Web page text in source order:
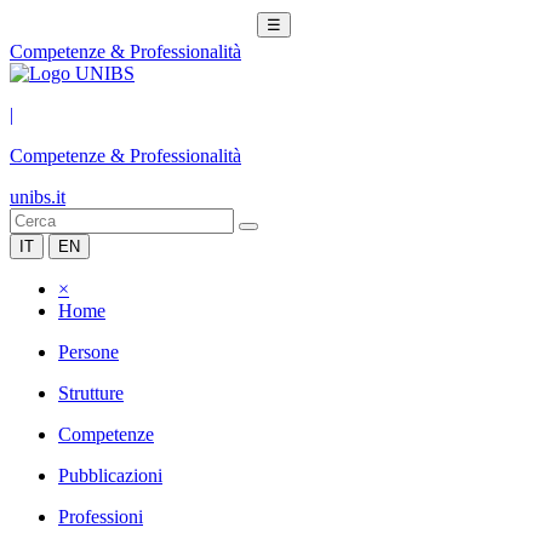
☰
Competenze & Professionalità
|
Competenze & Professionalità
unibs.it
IT EN
×
Home
Persone
Strutture
Competenze
Pubblicazioni
Professioni